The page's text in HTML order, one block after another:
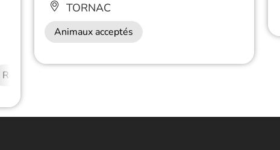
Restauration
TORNAC
Animaux acceptés